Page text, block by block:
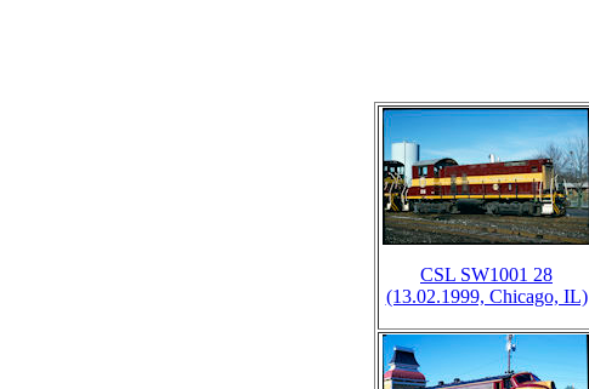
CSL SW1001 28
(13.02.1999, Chicago, IL)